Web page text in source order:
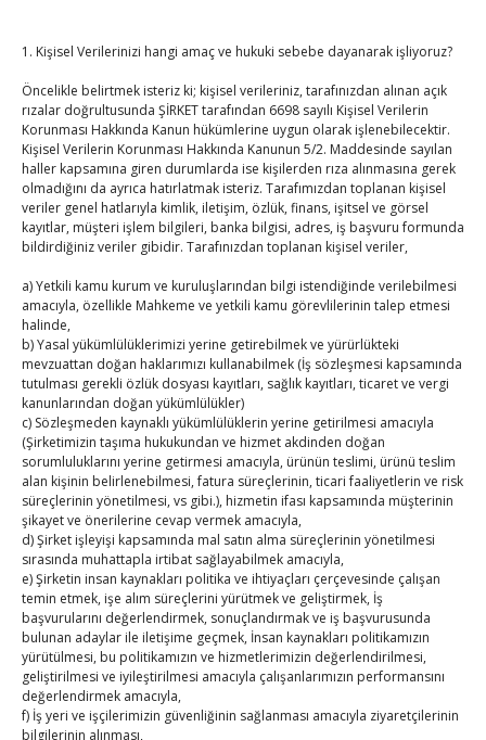
1. Kişisel Verilerinizi hangi amaç ve hukuki sebebe dayanarak işliyoruz?
Öncelikle belirtmek isteriz ki; kişisel verileriniz, tarafınızdan alınan açık
rızalar doğrultusunda ŞİRKET tarafından 6698 sayılı Kişisel Verilerin
Korunması Hakkında Kanun hükümlerine uygun olarak işlenebilecektir.
Kişisel Verilerin Korunması Hakkında Kanunun 5/2. Maddesinde sayılan
haller kapsamına giren durumlarda ise kişilerden rıza alınmasına gerek
olmadığını da ayrıca hatırlatmak isteriz. Tarafımızdan toplanan kişisel
veriler genel hatlarıyla kimlik, iletişim, özlük, finans, işitsel ve görsel
kayıtlar, müşteri işlem bilgileri, banka bilgisi, adres, iş başvuru formunda
bildirdiğiniz veriler gibidir. Tarafınızdan toplanan kişisel veriler,
a) Yetkili kamu kurum ve kuruluşlarından bilgi istendiğinde verilebilmesi
amacıyla, özellikle Mahkeme ve yetkili kamu görevlilerinin talep etmesi
halinde,
b) Yasal yükümlülüklerimizi yerine getirebilmek ve yürürlükteki
mevzuattan doğan haklarımızı kullanabilmek (İş sözleşmesi kapsamında
tutulması gerekli özlük dosyası kayıtları, sağlık kayıtları, ticaret ve vergi
kanunlarından doğan yükümlülükler)
c) Sözleşmeden kaynaklı yükümlülüklerin yerine getirilmesi amacıyla
(Şirketimizin taşıma hukukundan ve hizmet akdinden doğan
sorumluluklarını yerine getirmesi amacıyla, ürünün teslimi, ürünü teslim
alan kişinin belirlenebilmesi, fatura süreçlerinin, ticari faaliyetlerin ve risk
süreçlerinin yönetilmesi, vs gibi.), hizmetin ifası kapsamında müşterinin
şikayet ve önerilerine cevap vermek amacıyla,
d) Şirket işleyişi kapsamında mal satın alma süreçlerinin yönetilmesi
sırasında muhattapla irtibat sağlayabilmek amacıyla,
e) Şirketin insan kaynakları politika ve ihtiyaçları çerçevesinde çalışan
temin etmek, işe alım süreçlerini yürütmek ve geliştirmek, İş
başvurularını değerlendirmek, sonuçlandırmak ve iş başvurusunda
bulunan adaylar ile iletişime geçmek, İnsan kaynakları politikamızın
yürütülmesi, bu politikamızın ve hizmetlerimizin değerlendirilmesi,
geliştirilmesi ve iyileştirilmesi amacıyla çalışanlarımızın performansını
değerlendirmek amacıyla,
f) İş yeri ve işçilerimizin güvenliğinin sağlanması amacıyla ziyaretçilerinin
bilgilerinin alınması,
Ağustos 2026
P
S Ç P C C
P
1
2
3
4 5 6 7 8
9
10
11 12 13 14 15
16
17
18 19 20 21 22
23
24
25 26 27 28 29
31
« Tem
E-BÜLTEN
Kasaba Ekonomi Dergisi
TOBB HABER
TUTSO İktisadi Durum Raporu
Kahramanmaraş Ticaret ve Sanayi Odası’nın yeni
binası hizmete açıldı
Diren ailesine taziye ziyareti
Hisarcıklıoğlu, Ardahan Üniversitesi Rektörü Prof. Dr.